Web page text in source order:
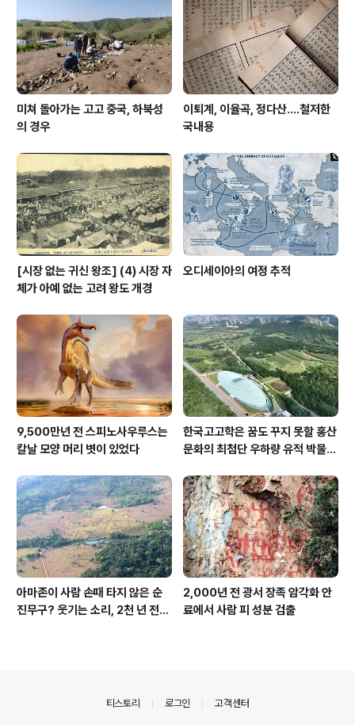
미쳐 돌아가는 고고 중국, 하북성
의 경우
이퇴계, 이율곡, 정다산....철저한
국내용
[시장 없는 귀신 왕조] (4) 시장 자
체가 아예 없는 고려 왕도 개경
오디세이아의 여정 추적
9,500만년 전 스피노사우루스는
칼날 모양 머리 볏이 있었다
한국고고학은 꿈도 꾸지 못할 홍산
문화의 최첨단 우하량 유적 박물관
아마존이 사람 손때 타지 않은 순
진무구? 웃기는 소리, 2천 년 전에
2,000년 전 광서 장족 암각화 안
료에서 사람 피 성분 검출
티스토리 로그인 고객센터